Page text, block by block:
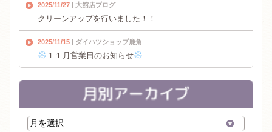
2025/11/27 大館店ブログ
クリーンアップを行いました！！
2025/11/15 ダイハツショップ鹿角
１１月営業日のお知らせ